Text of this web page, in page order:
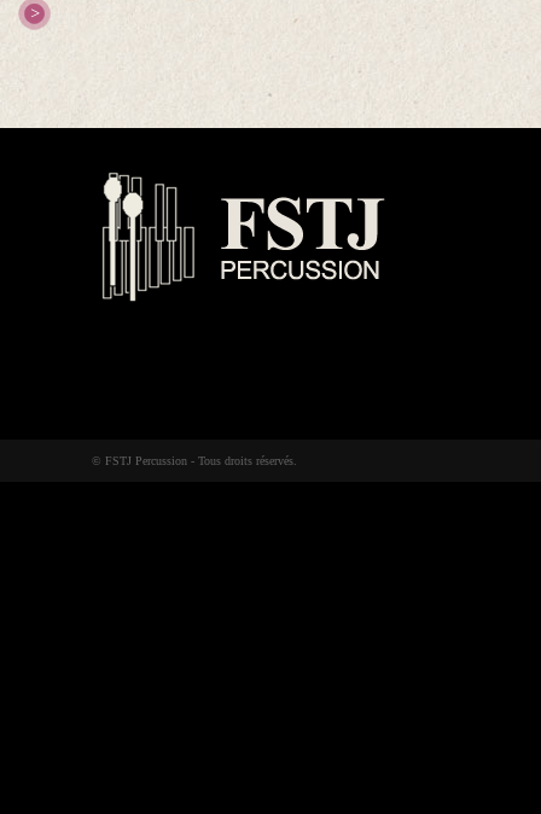
© FSTJ Percussion - Tous droits réservés.